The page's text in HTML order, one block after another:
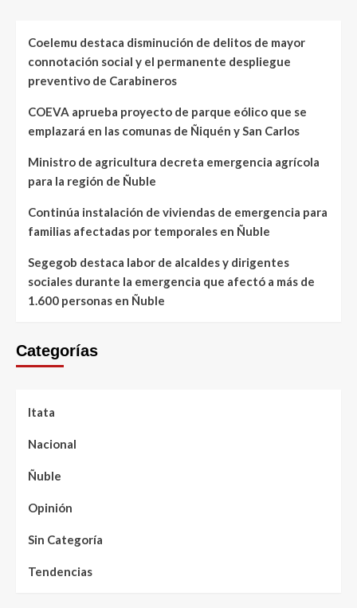
Coelemu destaca disminución de delitos de mayor
connotación social y el permanente despliegue
preventivo de Carabineros
COEVA aprueba proyecto de parque eólico que se
emplazará en las comunas de Ñiquén y San Carlos
Ministro de agricultura decreta emergencia agrícola
para la región de Ñuble
Continúa instalación de viviendas de emergencia para
familias afectadas por temporales en Ñuble
Segegob destaca labor de alcaldes y dirigentes
sociales durante la emergencia que afectó a más de
1.600 personas en Ñuble
Categorías
Itata
Nacional
Ñuble
Opinión
Sin Categoría
Tendencias